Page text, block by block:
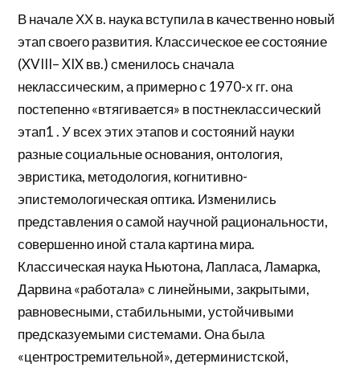
В начале ХХ в. наука вступила в качественно новый
этап своего развития. Классическое ее состояние
(XVIII– XIX вв.) сменилось сначала
неклассическим, а примерно с 1970-х гг. она
постепенно «втягивается» в постнеклассический
этап1 . У всех этих этапов и состояний науки
разные социальные основания, онтология,
эвристика, методология, когнитивно-
эпистемологическая оптика. Изменились
представления о самой научной рациональности,
совершенно иной стала картина мира.
Классическая наука Ньютона, Лапласа, Ламарка,
Дарвина «работала» с линейными, закрытыми,
равновесными, стабильными, устойчивыми
предсказуемыми системами. Она была
«центростремительной», детерминистской,